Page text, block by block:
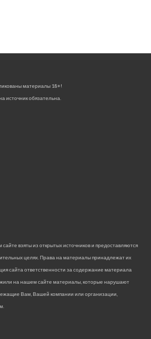
материалы 18+!
источник обязательна.
взяты из открытых источников и предоставляются
целях. Права на материалы принадлежат их
сайта ответственности за содержание материала
на нашем сайте материалы, которые нарушают
Вам, Вашей компании или организации,